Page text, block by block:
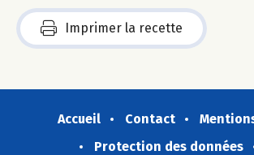
Imprimer la recette
Accueil Contact
Protection des données